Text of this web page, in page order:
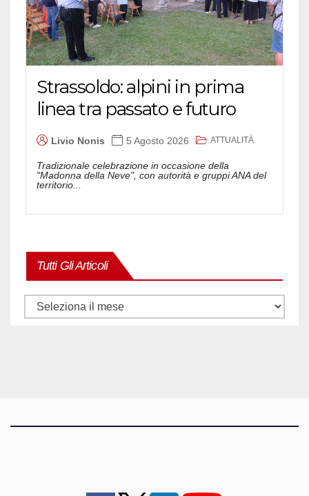
Strassoldo: alpini in prima
linea tra passato e futuro
Livio Nonis 5 Agosto 2026 ATTUALITÀ
Tradizionale celebrazione in occasione della
"Madonna della Neve", con autorità e gruppi ANA del
territorio...
Tutti Gli Articoli
Tutti